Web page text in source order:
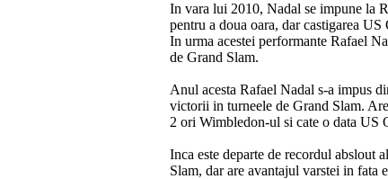
In vara lui 2010, Nadal se impune la
pentru a doua oara, dar castigarea
In urma acestei performante Rafael
de Grand Slam.
Anul acesta Rafael Nadal s-a impus
victorii in turneele de Grand Slam.
2 ori Wimbledon-ul si cate o data US
Inca este departe de recordul abslout
Slam, dar are avantajul varstei in fata